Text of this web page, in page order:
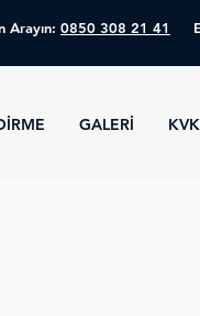
Arayın: 0850 308 21 41
GALERİ